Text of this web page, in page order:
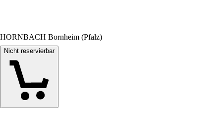
HORNBACH Bornheim (Pfalz)
Nicht reservierbar